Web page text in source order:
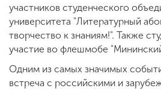
участников студенческого
университета "Литературный
творчество к знаниям!". Также
участие во флешмобе
Одним из самых значимых
встреча с российскими и